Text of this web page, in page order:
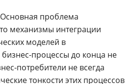
Основная проблема
механизмы интеграции
моделей в
процессы до конца не
потребители не всегда
тонкости этих процессов